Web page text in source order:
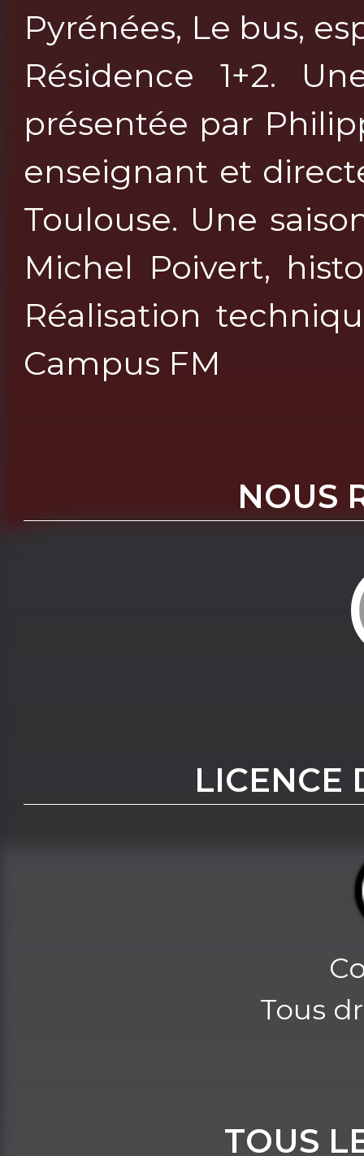
Pyrénées, Le bus,
Résidence 1+2.
présentée par
enseignant et
Toulouse. Une
Michel Poivert,
Réalisation
Campus FM
NOUS
LICENCE
Tous
TOUS